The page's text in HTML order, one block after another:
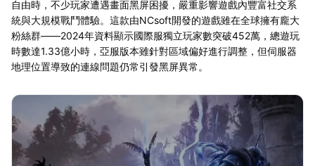
自由時，不少玩家遭遇畫面黑屏困擾，嚴重影響遊戲內豐富社交系
統與大規模戰鬥體驗。這款由NCsoft開發的遊戲雖在全球擁有龐大
粉絲群——2024年資料顯示國際服獨立玩家數突破452萬，總遊玩
時數達1.33億小時，亞服版本雖針對區域偏好進行調整，但伺服器
地理位置導致的連線問題仍常引發黑屏異常。